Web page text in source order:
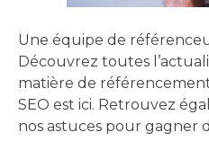
Une équipe de
Découvrez toutes
matière de
SEO est ici. Retrouvez
nos astuces pour gagner